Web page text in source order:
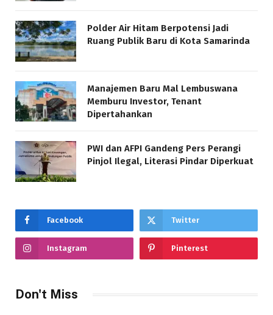
Polder Air Hitam Berpotensi Jadi
Ruang Publik Baru di Kota Samarinda
Manajemen Baru Mal Lembuswana
Memburu Investor, Tenant
Dipertahankan
PWI dan AFPI Gandeng Pers Perangi
Pinjol Ilegal, Literasi Pindar Diperkuat
Facebook Twitter
Instagram Pinterest
Don't Miss